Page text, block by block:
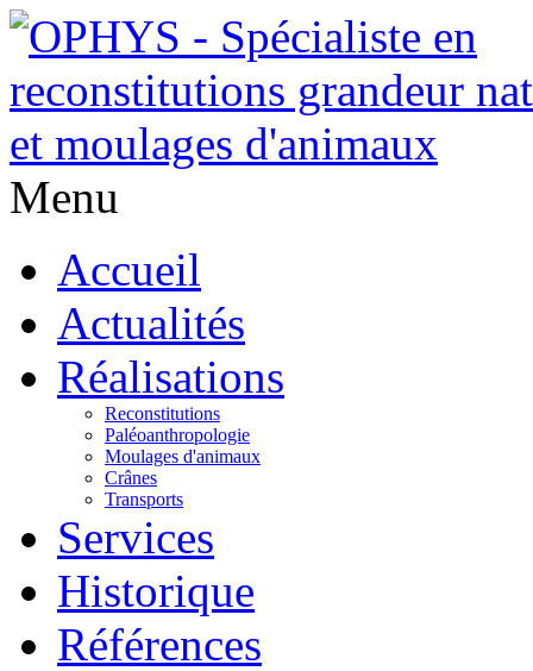
Menu
Accueil
Actualités
Réalisations
Reconstitutions
Paléoanthropologie
Moulages d'animaux
Crânes
Transports
Services
Historique
Références